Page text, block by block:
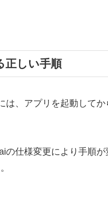
正しい手順
は、アプリを起動して
仕様変更により手順